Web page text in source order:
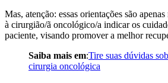
Mas, atenção: essas orientações são
à cirurgião/ã oncológico/a indicar os
paciente, visando promover a melhor
Saiba mais em:Tire suas dúvidas
cirurgia oncológica